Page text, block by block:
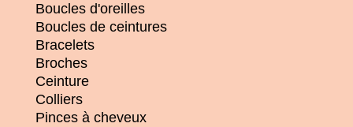
Boucles d'oreilles
Boucles de ceintures
Bracelets
Broches
Ceinture
Colliers
Pinces à cheveux